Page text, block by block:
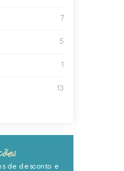
7
5
1
13
de desconto e